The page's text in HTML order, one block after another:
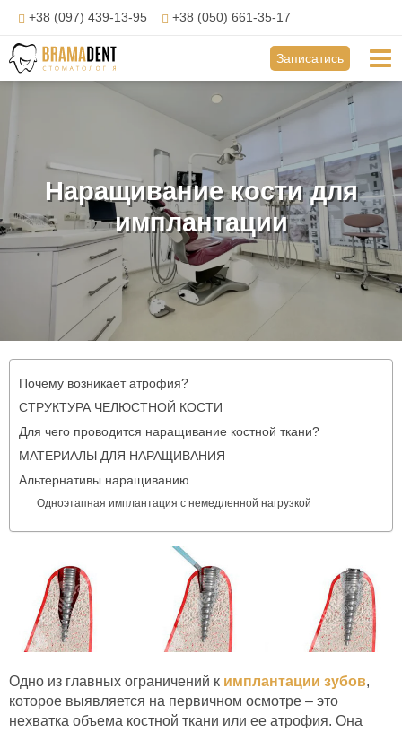
вмісту
+38 (097) 439-13-95 +38 (050) 661-35-17
Записатись
Наращивание кости для
имплантации
Почему возникает атрофия?
СТРУКТУРА ЧЕЛЮСТНОЙ КОСТИ
Для чего проводится наращивание костной ткани?
МАТЕРИАЛЫ ДЛЯ НАРАЩИВАНИЯ
Альтернативы наращиванию
Одноэтапная имплантация с немедленной нагрузкой
Одно из главных ограничений к имплантации зубов,
которое выявляется на первичном осмотре – это
нехватка объема костной ткани или ее атрофия. Она